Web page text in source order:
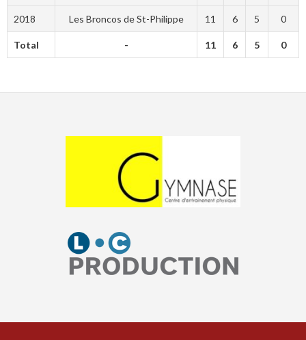
2018 Les Broncos de St-Philippe 11 6 5 0
Total - 11 6 5 0